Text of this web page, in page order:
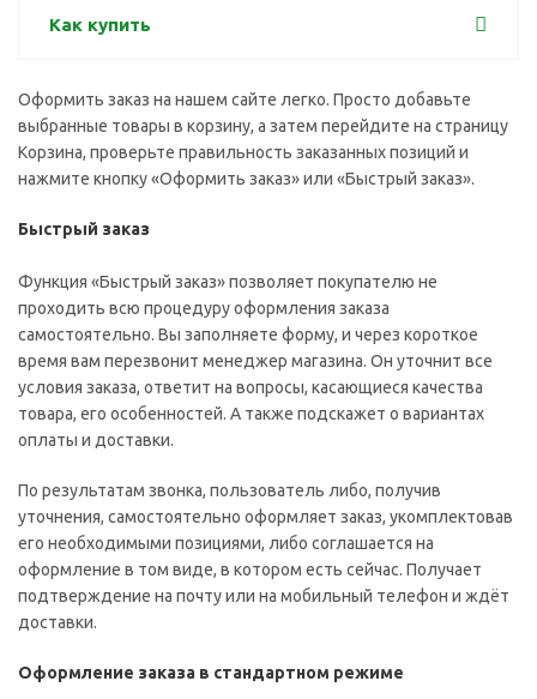
Как купить
Оформить заказ на нашем сайте легко. Просто добавьте
выбранные товары в корзину, а затем перейдите на страницу
Корзина, проверьте правильность заказанных позиций и
нажмите кнопку «Оформить заказ» или «Быстрый заказ».
Быстрый заказ
Функция «Быстрый заказ» позволяет покупателю не
проходить всю процедуру оформления заказа
самостоятельно. Вы заполняете форму, и через короткое
время вам перезвонит менеджер магазина. Он уточнит все
условия заказа, ответит на вопросы, касающиеся качества
товара, его особенностей. А также подскажет о вариантах
оплаты и доставки.
По результатам звонка, пользователь либо, получив
уточнения, самостоятельно оформляет заказ, укомплектовав
его необходимыми позициями, либо соглашается на
оформление в том виде, в котором есть сейчас. Получает
подтверждение на почту или на мобильный телефон и ждёт
доставки.
Оформление заказа в стандартном режиме